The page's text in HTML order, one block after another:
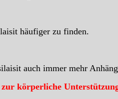
häufiger zu finden.
auch immer mehr
körperliche